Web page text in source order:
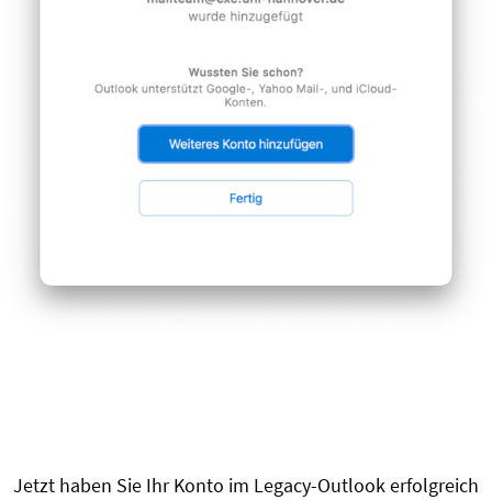
Jetzt haben Sie Ihr Konto im Legacy-Outlook erfolgreich